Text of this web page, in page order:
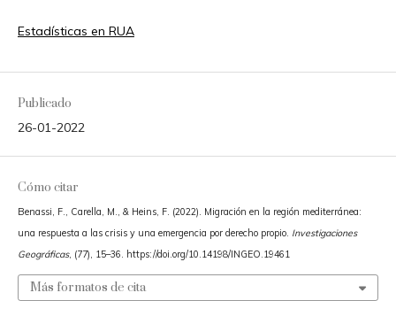
Estadísticas en RUA
Publicado
26-01-2022
Cómo citar
Benassi, F., Carella, M., & Heins, F. (2022). Migración en la región mediterránea:
una respuesta a las crisis y una emergencia por derecho propio. Investigaciones
Geográficas, (77), 15–36. https://doi.org/10.14198/INGEO.19461
Más formatos de cita